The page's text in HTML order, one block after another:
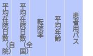
平
均
在
院
日
数
（自
院）
平
均
在
院
日
数
（全
国）
転
院
率
平
均
年
齢
患
者
用
パ
ス